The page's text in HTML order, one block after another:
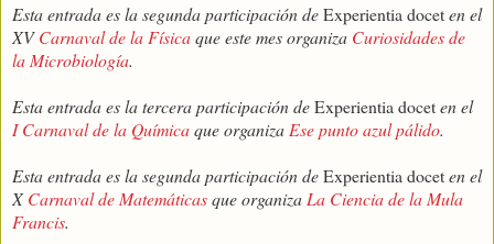
Esta entrada es la segunda participación deExperientia doceten el
XVCarnaval de la Físicaque este mes organiza Curiosidades de
la Microbiología.
Esta entrada es la tercera participación deExperientia doceten el
I Carnaval de la Químicaque organiza Ese punto azul pálido.
Esta entrada es la segunda participación deExperientia doceten el
XCarnaval de Matemáticasque organiza La Ciencia de la Mula
Francis.